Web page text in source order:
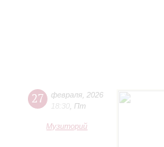
27 февраля 2026
18:30 Пт
Музиторий